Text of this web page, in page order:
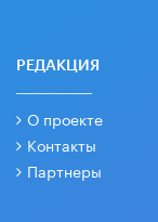
РЕДАКЦИЯ
О проекте
Контакты
Партнеры